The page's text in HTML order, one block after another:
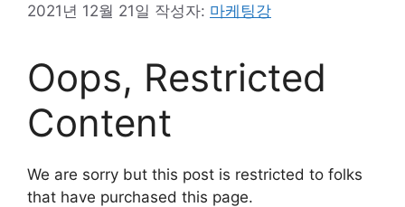
2021년 12월 21일 작성자: 마케팅강
Oops, Restricted
Content
We are sorry but this post is restricted to folks
that have purchased this page.